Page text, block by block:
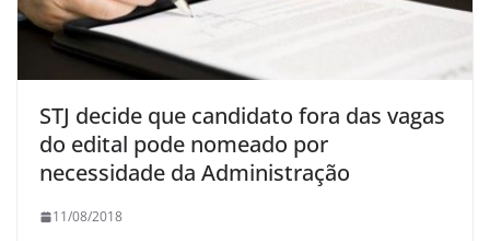
STJ decide que candidato fora das vagas
do edital pode nomeado por
necessidade da Administração
11/08/2018